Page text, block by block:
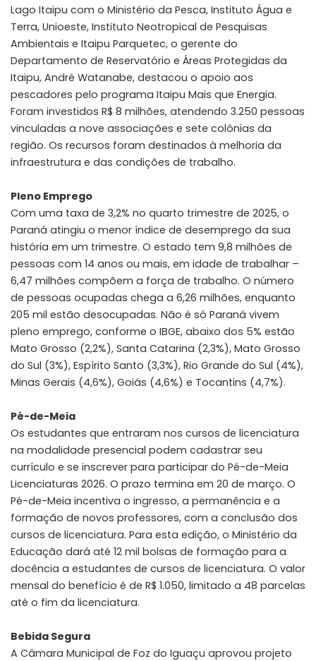
Lago Itaipu com o Ministério da Pesca, Instituto Água e
Terra, Unioeste, Instituto Neotropical de Pesquisas
Ambientais e Itaipu Parquetec, o gerente do
Departamento de Reservatório e Áreas Protegidas da
Itaipu, André Watanabe, destacou o apoio aos
pescadores pelo programa Itaipu Mais que Energia.
Foram investidos R$ 8 milhões, atendendo 3.250 pessoas
vinculadas a nove associações e sete colônias da
região. Os recursos foram destinados à melhoria da
infraestrutura e das condições de trabalho.
Pleno Emprego
Com uma taxa de 3,2% no quarto trimestre de 2025, o
Paraná atingiu o menor índice de desemprego da sua
história em um trimestre. O estado tem 9,8 milhões de
pessoas com 14 anos ou mais, em idade de trabalhar –
6,47 milhões compõem a força de trabalho. O número
de pessoas ocupadas chega a 6,26 milhões, enquanto
205 mil estão desocupadas. Não é só Paraná vivem
pleno emprego, conforme o IBGE, abaixo dos 5% estão
Mato Grosso (2,2%), Santa Catarina (2,3%), Mato Grosso
do Sul (3%), Espírito Santo (3,3%), Rio Grande do Sul (4%),
Minas Gerais (4,6%), Goiás (4,6%) e Tocantins (4,7%).
Pé-de-Meia
Os estudantes que entraram nos cursos de licenciatura
na modalidade presencial podem cadastrar seu
currículo e se inscrever para participar do Pé-de-Meia
Licenciaturas 2026. O prazo termina em 20 de março. O
Pé-de-Meia incentiva o ingresso, a permanência e a
formação de novos professores, com a conclusão dos
cursos de licenciatura. Para esta edição, o Ministério da
Educação dará até 12 mil bolsas de formação para a
docência a estudantes de cursos de licenciatura. O valor
mensal do benefício é de R$ 1.050, limitado a 48 parcelas
até o fim da licenciatura.
Bebida Segura
A Câmara Municipal de Foz do Iguaçu aprovou projeto